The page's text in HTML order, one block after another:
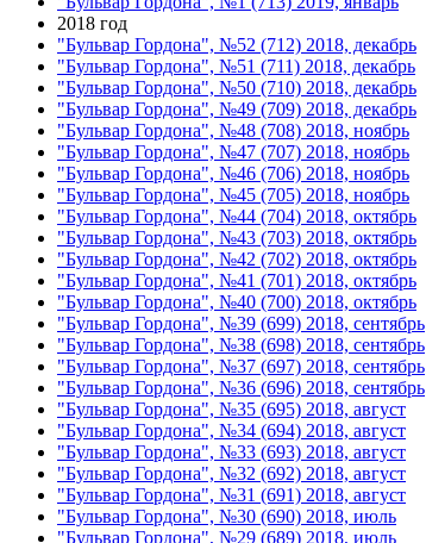
2018 год
"Бульвар Гордона", №52 (712) 2018, декабрь
"Бульвар Гордона", №51 (711) 2018, декабрь
"Бульвар Гордона", №50 (710) 2018, декабрь
"Бульвар Гордона", №49 (709) 2018, декабрь
"Бульвар Гордона", №48 (708) 2018, ноябрь
"Бульвар Гордона", №47 (707) 2018, ноябрь
"Бульвар Гордона", №46 (706) 2018, ноябрь
"Бульвар Гордона", №45 (705) 2018, ноябрь
"Бульвар Гордона", №44 (704) 2018, октябрь
"Бульвар Гордона", №43 (703) 2018, октябрь
"Бульвар Гордона", №42 (702) 2018, октябрь
"Бульвар Гордона", №41 (701) 2018, октябрь
"Бульвар Гордона", №40 (700) 2018, октябрь
"Бульвар Гордона", №39 (699) 2018, сентябрь
"Бульвар Гордона", №38 (698) 2018, сентябрь
"Бульвар Гордона", №37 (697) 2018, сентябрь
"Бульвар Гордона", №36 (696) 2018, сентябрь
"Бульвар Гордона", №35 (695) 2018, август
"Бульвар Гордона", №34 (694) 2018, август
"Бульвар Гордона", №33 (693) 2018, август
"Бульвар Гордона", №32 (692) 2018, август
"Бульвар Гордона", №31 (691) 2018, август
"Бульвар Гордона", №30 (690) 2018, июль
"Бульвар Гордона", №29 (689) 2018, июль